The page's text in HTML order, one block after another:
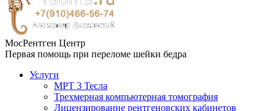
МосРентген Центр
Первая помощь при переломе шейки бедра
Услуги
МРТ 3 Тесла
Трехмерная компьютерная томография
Лицензирование рентгеновских кабинетов